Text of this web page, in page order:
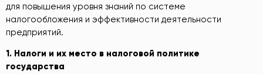
для повышения уровня знаний по системе
налогообложения и эффективности деятельности
предприятий.
1. Налоги и их место в налоговой политике
государства